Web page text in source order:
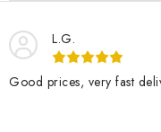
L.G.
Good prices, very fast